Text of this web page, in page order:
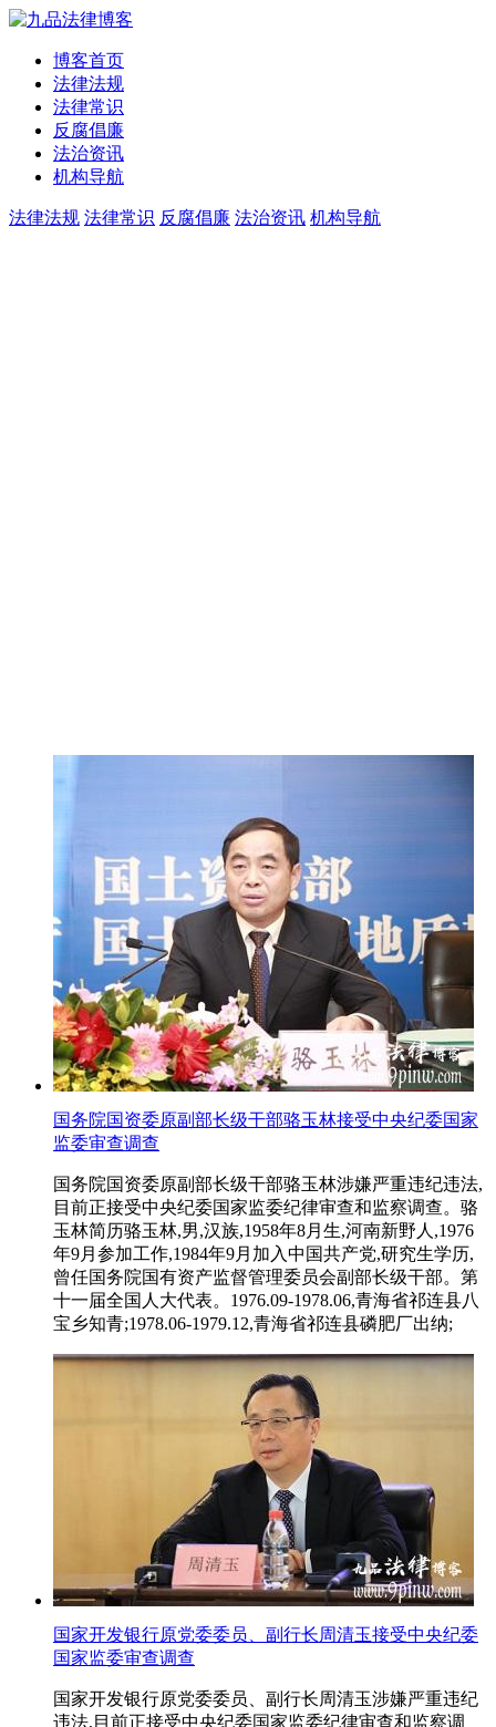
博客首页
法律法规
法律常识
反腐倡廉
法治资讯
机构导航
法律法规 法律常识 反腐倡廉 法治资讯 机构导航
国务院国资委原副部长级干部骆玉林接受中央纪委国家
监委审查调查
国务院国资委原副部长级干部骆玉林涉嫌严重违纪违法,
目前正接受中央纪委国家监委纪律审查和监察调查。骆
玉林简历骆玉林,男,汉族,1958年8月生,河南新野人,1976
年9月参加工作,1984年9月加入中国共产党,研究生学历,
曾任国务院国有资产监督管理委员会副部长级干部。第
十一届全国人大代表。1976.09-1978.06,青海省祁连县八
宝乡知青;1978.06-1979.12,青海省祁连县磷肥厂出纳;
国家开发银行原党委委员、副行长周清玉接受中央纪委
国家监委审查调查
国家开发银行原党委委员、副行长周清玉涉嫌严重违纪
违法,目前正接受中央纪委国家监委纪律审查和监察调